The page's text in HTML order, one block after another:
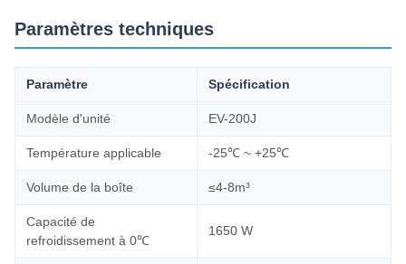
Paramètres techniques
Paramètre Spécification
Modèle d'unité EV-200J
Température applicable -25℃ ~ +25℃
Volume de la boîte ≤4-8m³
Capacité de
refroidissement à 0℃
1650 W